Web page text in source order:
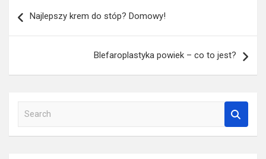
wpisu
Najlepszy krem do stóp? Domowy!
Blefaroplastyka powiek – co to jest?
a